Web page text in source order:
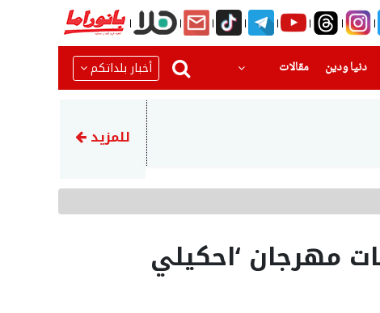
دنيا ودين
(current) مقالات أخبار بلداتكم
5 مصابين بحادث طرق على شارع 90 جنوبي البحر الميتللمزيد
مهرجان ‘احكيلي